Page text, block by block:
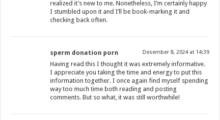
realized it’s new to me. Nonetheless, I’m certainly happy
I stumbled upon it and I’ll be book-marking it and
checking back often.
sperm donation porn Desember 8, 2024 at 14:39
Having read this I thought it was extremely informative.
I appreciate you taking the time and energy to put this
information together. I once again find myself spending
way too much time both reading and posting
comments. But so what, it was still worthwhile!